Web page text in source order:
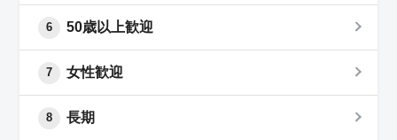
6 50歳以上歓迎
7 女性歓迎
8 長期